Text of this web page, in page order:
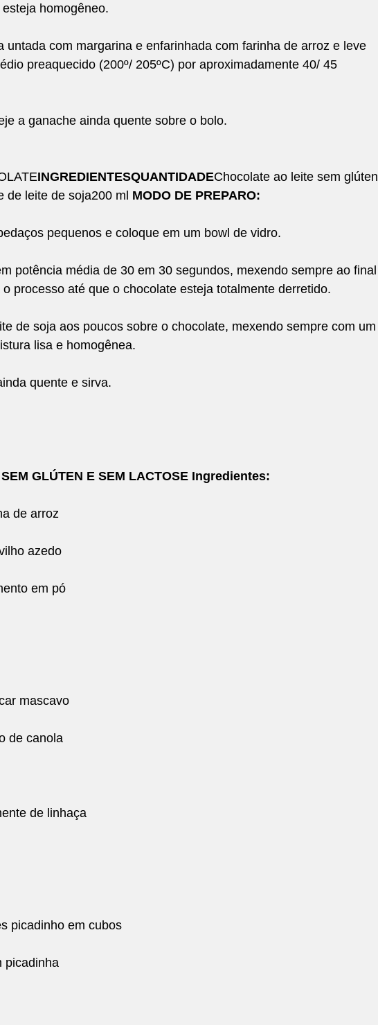
homogêneo.
untada com margarina e enfarinhada com farinha de arroz e leve
preaquecido (200º/ 205ºC) por aproximadamente 40/ 45
a ganache ainda quente sobre o bolo.
INGREDIENTESQUANTIDADEChocolate ao leite sem glúten
de leite de soja200 ml MODO DE PREPARO:
pequenos e coloque em um bowl de vidro.
potência média de 30 em 30 segundos, mexendo sempre ao final
processo até que o chocolate esteja totalmente derretido.
de soja aos poucos sobre o chocolate, mexendo sempre com um
lisa e homogênea.
quente e sirva.
GLÚTEN E SEM LACTOSE Ingredientes:
de arroz
azedo
em pó
mascavo
de canola
de linhaça
picadinho em cubos
picadinha